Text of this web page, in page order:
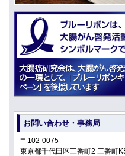
お問い合わせ・事務局
〒102-0075
東京都千代田区三番町2 三番町